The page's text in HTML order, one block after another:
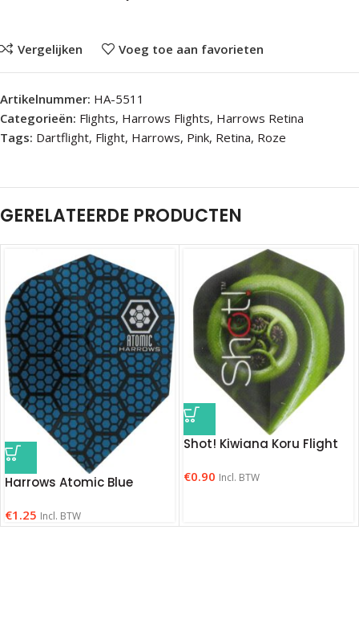
Vergelijken Voeg toe aan favorieten
Artikelnummer: HA-5511
Categorieën: Flights, Harrows Flights, Harrows Retina
Tags: Dartflight, Flight, Harrows, Pink, Retina, Roze
GERELATEERDE PRODUCTEN
Harrows Atomic Blue
€1.25 Incl. BTW
Shot! Kiwiana Koru Flight
€0.90 Incl. BTW